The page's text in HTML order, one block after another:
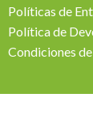
Políticas de
Política de
Condiciones